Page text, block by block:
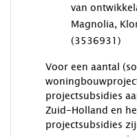
van
Magnolia,
(3536931)
Voor een aantal
projectsubsidies
Zuid-Holland en
projectsubsidies